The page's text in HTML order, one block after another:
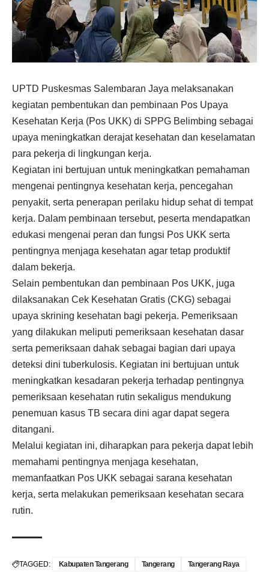
UPTD Puskesmas Salembaran Jaya melaksanakan
kegiatan pembentukan dan pembinaan Pos Upaya
Kesehatan Kerja (Pos UKK) di SPPG Belimbing sebagai
upaya meningkatkan derajat kesehatan dan keselamatan
para pekerja di lingkungan kerja.
Kegiatan ini bertujuan untuk meningkatkan pemahaman
mengenai pentingnya kesehatan kerja, pencegahan
penyakit, serta penerapan perilaku hidup sehat di tempat
kerja. Dalam pembinaan tersebut, peserta mendapatkan
edukasi mengenai peran dan fungsi Pos UKK serta
pentingnya menjaga kesehatan agar tetap produktif
dalam bekerja.
Selain pembentukan dan pembinaan Pos UKK, juga
dilaksanakan Cek Kesehatan Gratis (CKG) sebagai
upaya skrining kesehatan bagi pekerja. Pemeriksaan
yang dilakukan meliputi pemeriksaan kesehatan dasar
serta pemeriksaan dahak sebagai bagian dari upaya
deteksi dini tuberkulosis. Kegiatan ini bertujuan untuk
meningkatkan kesadaran pekerja terhadap pentingnya
pemeriksaan kesehatan rutin sekaligus mendukung
penemuan kasus TB secara dini agar dapat segera
ditangani.
Melalui kegiatan ini, diharapkan para pekerja dapat lebih
memahami pentingnya menjaga kesehatan,
memanfaatkan Pos UKK sebagai sarana kesehatan
kerja, serta melakukan pemeriksaan kesehatan secara
rutin.
TAGGED: Kabupaten Tangerang Tangerang Tangerang Raya